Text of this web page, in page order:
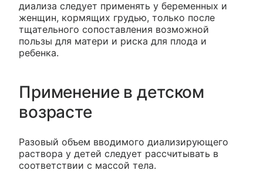
диализа следует применять у беременных и
женщин, кормящих грудью, только после
тщательного сопоставления возможной
пользы для матери и риска для плода и
ребенка.
Применение в детском
возрасте
Разовый объем вводимого диализирующего
раствора у детей следует рассчитывать в
соответствии с массой тела.